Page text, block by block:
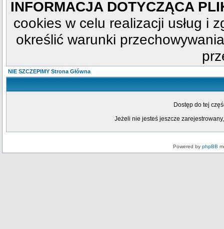
INFORMACJA DOTYCZĄCA
cookies w celu realizacji usług i
określić warunki
NIE SZCZEPIMY Strona Główna
Dostęp do tej
Jeżeli nie jesteś jeszcze
Powered by phpBB